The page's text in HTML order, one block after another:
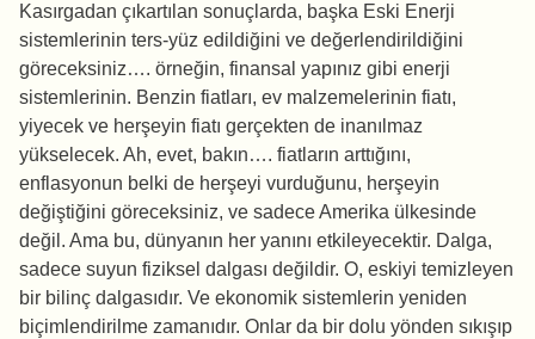
Kasırgadan çıkartılan sonuçlarda, başka Eski Enerji
sistemlerinin ters-yüz edildiğini ve değerlendirildiğini
göreceksiniz…. örneğin, finansal yapınız gibi enerji
sistemlerinin. Benzin fiatları, ev malzemelerinin fiatı,
yiyecek ve herşeyin fiatı gerçekten de inanılmaz
yükselecek. Ah, evet, bakın…. fiatların arttığını,
enflasyonun belki de herşeyi vurduğunu, herşeyin
değiştiğini göreceksiniz, ve sadece Amerika ülkesinde
değil. Ama bu, dünyanın her yanını etkileyecektir. Dalga,
sadece suyun fiziksel dalgası değildir. O, eskiyi temizleyen
bir bilinç dalgasıdır. Ve ekonomik sistemlerin yeniden
biçimlendirilme zamanıdır. Onlar da bir dolu yönden sıkışıp